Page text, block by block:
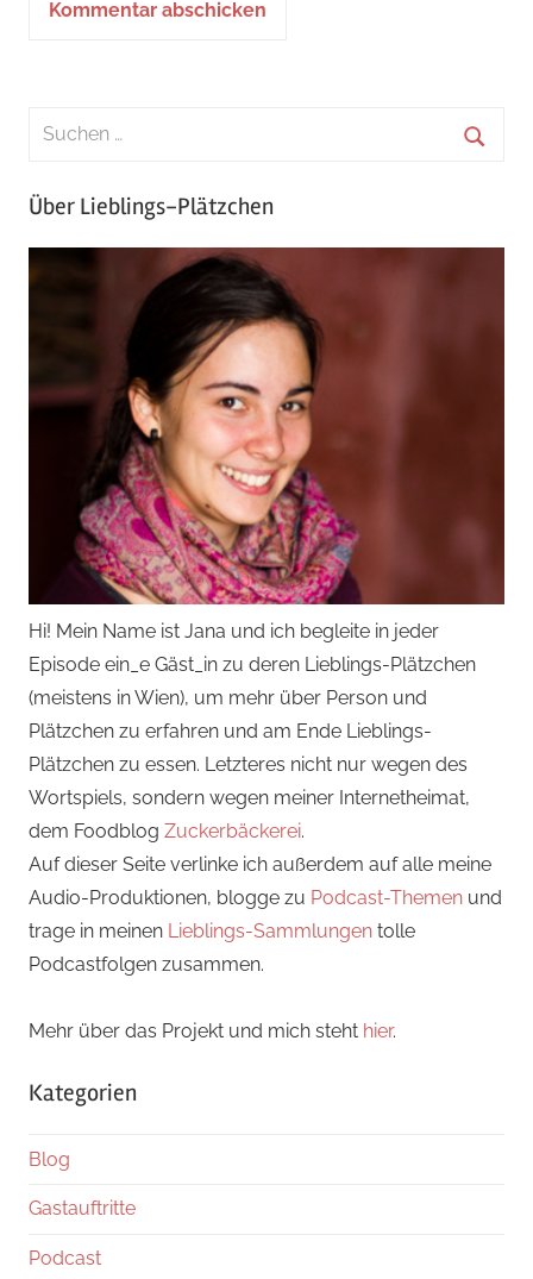
Über Lieblings-Plätzchen
Hi! Mein Name ist Jana und ich begleite in jeder
Episode ein_e Gäst_in zu deren Lieblings-Plätzchen
(meistens in Wien), um mehr über Person und
Plätzchen zu erfahren und am Ende Lieblings-
Plätzchen zu essen. Letzteres nicht nur wegen des
Wortspiels, sondern wegen meiner Internetheimat,
dem Foodblog Zuckerbäckerei.
Auf dieser Seite verlinke ich außerdem auf alle meine
Audio-Produktionen, blogge zu Podcast-Themen und
trage in meinen Lieblings-Sammlungen tolle
Podcastfolgen zusammen.
Mehr über das Projekt und mich steht hier.
Kategorien
Blog
Gastauftritte
Podcast